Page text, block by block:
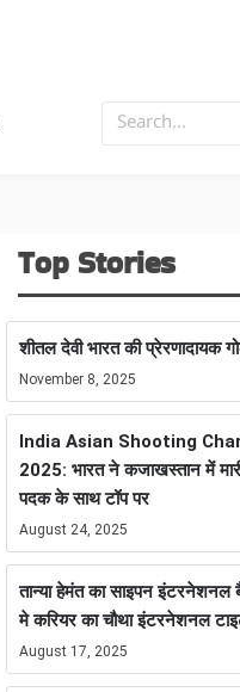
Top Stories
शीतल देवी भारत की प्रेरणादायक
November 8, 2025
India Asian Shooting
2025: भारत ने कजाखस्तान में
पदक के साथ टॉप पर
August 24, 2025
तान्या हेमंत का साइपन इंटरनेशनल
मे करियर का चौथा इंटरनेशनल
August 17, 2025